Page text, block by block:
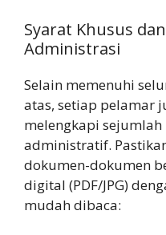
Syarat Khusus
Administrasi
Selain memenuhi
atas, setiap pelamar
melengkapi
administratif.
dokumen-dokumen
digital (PDF/JPG)
mudah dibaca: